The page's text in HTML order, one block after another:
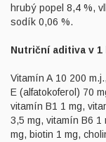
hrubý popel 8,4 %,
sodík 0,06 %.
Nutriční aditiva v 1
Vitamín A 10 200
E (alfatokoferol) 70
vitamín B1 1 mg,
3,5 mg, vitamín B6 1
mg, biotin 1 mg,